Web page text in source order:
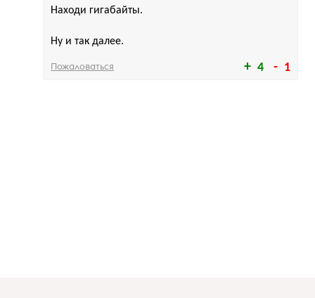
4 1
Находи гигабайты.
Ну и так далее.
Пожаловаться